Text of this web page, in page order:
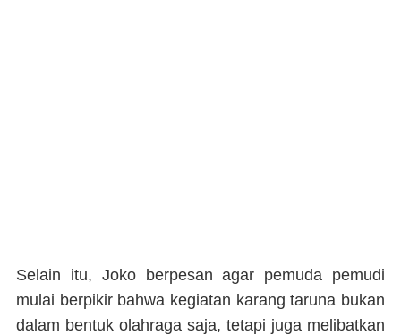
Selain itu, Joko berpesan agar pemuda pemudi
mulai berpikir bahwa kegiatan karang taruna bukan
dalam bentuk olahraga saja, tetapi juga melibatkan